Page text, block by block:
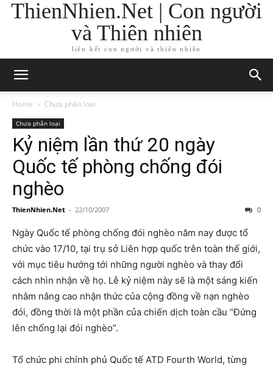
ThienNhien.Net | Con người
và Thiên nhiên
liên kết con người và thiên nhiên
Home Chưa phân loại
Chưa phân loại
Kỷ niệm lần thứ 20 ngày
Quốc tế phòng chống đói
nghèo
ThienNhien.Net - 22/10/2007 0
Ngày Quốc tế phòng chống đói nghèo năm nay được tổ
chức vào 17/10, tại trụ sở Liên hợp quốc trên toàn thế giới,
với mục tiêu hướng tới những người nghèo và thay đổi
cách nhìn nhận về họ. Lễ kỷ niệm này sẽ là một sáng kiến
nhằm nâng cao nhận thức của cộng đồng về nạn nghèo
đói, đồng thời là một phần của chiến dịch toàn cầu “Đứng
lên chống lại đói nghèo”.
Tổ chức phi chính phủ Quốc tế ATD Fourth World, từng